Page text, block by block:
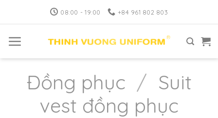
08:00 - 19:00 +84 961 802 803
Đồng phục / Suit
vest đồng phục